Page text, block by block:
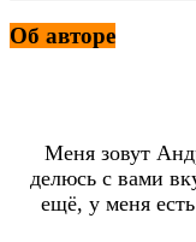
Об авторе
Меня зовут
делюсь с вами
ещё, у меня